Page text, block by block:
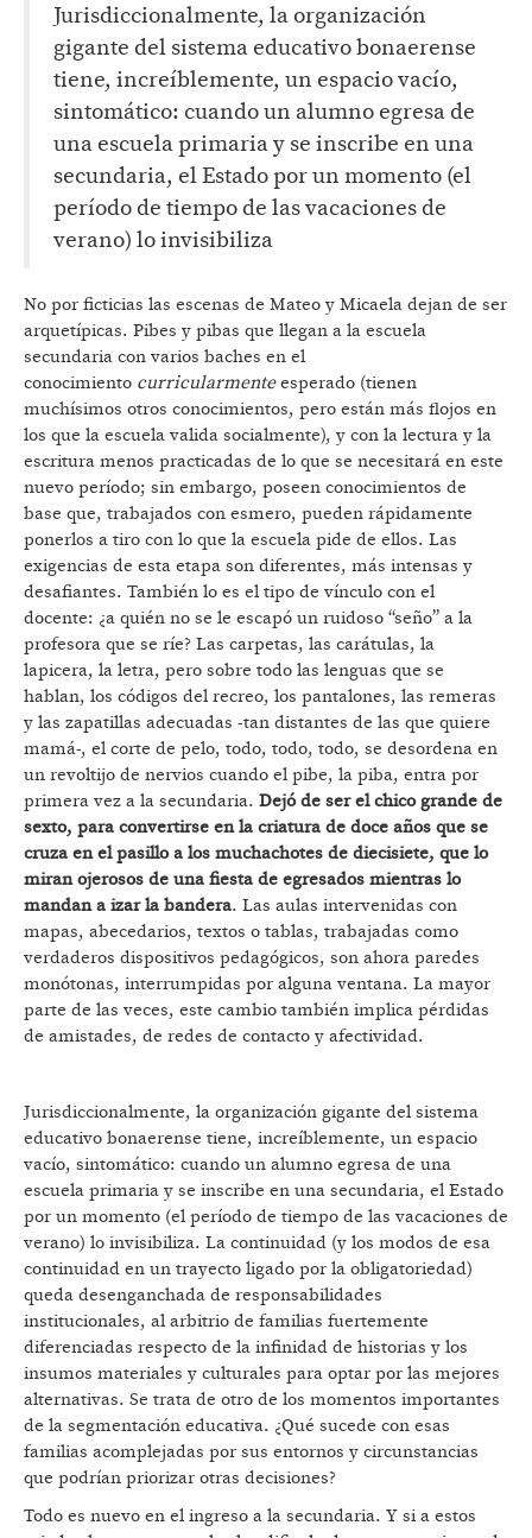
Jurisdiccionalmente, la organización
gigante del sistema educativo bonaerense
tiene, increíblemente, un espacio vacío,
sintomático: cuando un alumno egresa de
una escuela primaria y se inscribe en una
secundaria, el Estado por un momento (el
período de tiempo de las vacaciones de
verano) lo invisibiliza
No por ficticias las escenas de Mateo y Micaela dejan de ser
arquetípicas. Pibes y pibas que llegan a la escuela
secundaria con varios baches en el
conocimiento curricularmenteesperado (tienen
muchísimos otros conocimientos, pero están más flojos en
los que la escuela valida socialmente), y con la lectura y la
escritura menos practicadas de lo que se necesitará en este
nuevo período; sin embargo, poseen conocimientos de
base que, trabajados con esmero, pueden rápidamente
ponerlos a tiro con lo que la escuela pide de ellos. Las
exigencias de esta etapa son diferentes, más intensas y
desafiantes. También lo es el tipo de vínculo con el
docente: ¿a quién no se le escapó un ruidoso “seño” a la
profesora que se ríe? Las carpetas, las carátulas, la
lapicera, la letra, pero sobre todo las lenguas que se
hablan, los códigos del recreo, los pantalones, las remeras
y las zapatillas adecuadas -tan distantes de las que quiere
mamá-, el corte de pelo, todo, todo, todo, se desordena en
un revoltijo de nervios cuando el pibe, la piba, entra por
primera vez a la secundaria. Dejó de ser el chico grande de
sexto, para convertirse en la criatura de doce años que se
cruza en el pasillo a los muchachotes de diecisiete, que lo
miran ojerosos de una fiesta de egresados mientras lo
mandan a izar la bandera. Las aulas intervenidas con
mapas, abecedarios, textos o tablas, trabajadas como
verdaderos dispositivos pedagógicos, son ahora paredes
monótonas, interrumpidas por alguna ventana. La mayor
parte de las veces, este cambio también implica pérdidas
de amistades, de redes de contacto y afectividad.
Jurisdiccionalmente, la organización gigante del sistema
educativo bonaerense tiene, increíblemente, un espacio
vacío, sintomático: cuando un alumno egresa de una
escuela primaria y se inscribe en una secundaria, el Estado
por un momento (el período de tiempo de las vacaciones de
verano) lo invisibiliza. La continuidad (y los modos de esa
continuidad en un trayecto ligado por la obligatoriedad)
queda desenganchada de responsabilidades
institucionales, al arbitrio de familias fuertemente
diferenciadas respecto de la infinidad de historias y los
insumos materiales y culturales para optar por las mejores
alternativas. Se trata de otro de los momentos importantes
de la segmentación educativa. ¿Qué sucede con esas
familias acomplejadas por sus entornos y circunstancias
que podrían priorizar otras decisiones?
Todo es nuevo en el ingreso a la secundaria. Y si a estos